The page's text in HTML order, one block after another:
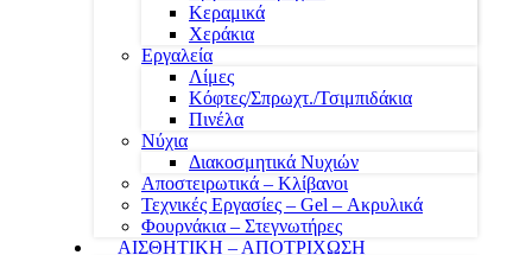
Κεραμικά
Χεράκια
Εργαλεία
Λίμες
Κόφτες/Σπρωχτ./Τσιμπιδάκια
Πινέλα
Νύχια
Διακοσμητικά Νυχιών
Αποστειρωτικά – Κλίβανοι
Τεχνικές Εργασίες – Gel – Ακρυλικά
Φουρνάκια – Στεγνωτήρες
ΑΙΣΘΗΤΙΚΗ – ΑΠΟΤΡΙΧΩΣΗ